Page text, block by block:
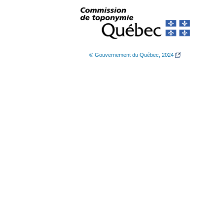
© Gouvernement du Québec, 2024